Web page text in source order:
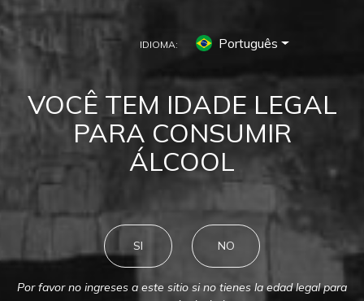
IDIOMA: Português
VOCÊ TEM IDADE LEGAL
PARA CONSUMIR
ÁLCOOL
SI NO
Por favor no ingreses a este sitio si no tienes la edad legal para
MONTESCHERUB